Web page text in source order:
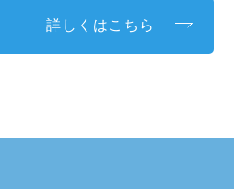
詳しくはこちら